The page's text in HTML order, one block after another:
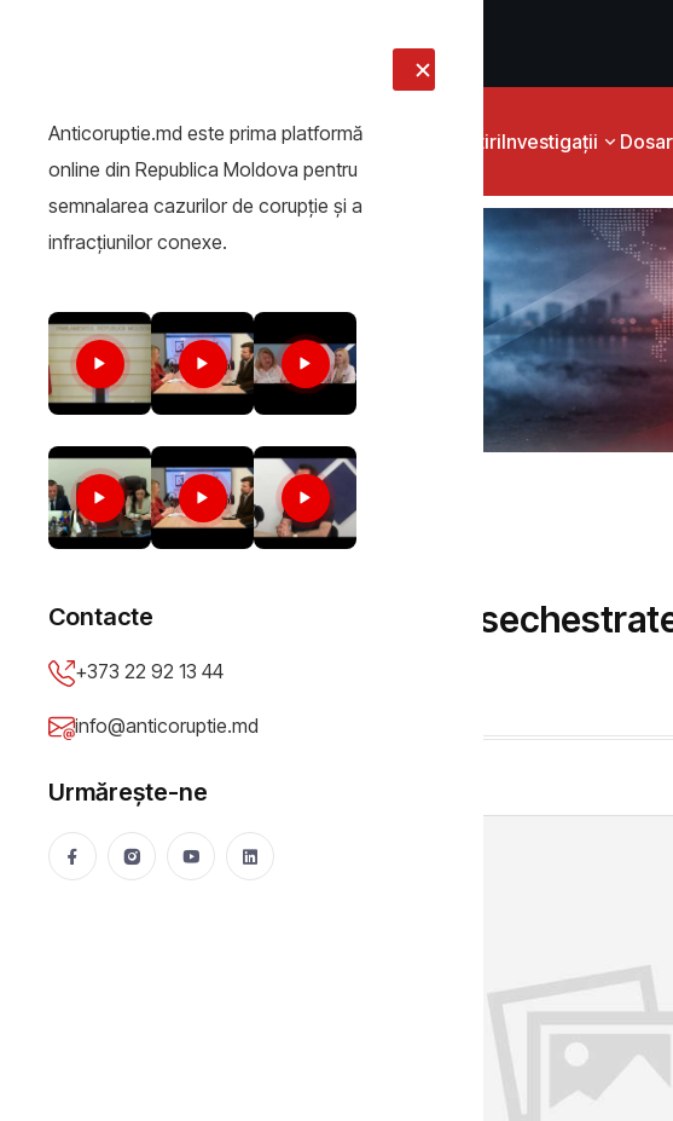
ȘtiriInvestigații
Anticoruptie.md este prima platformă
online din Republica Moldova pentru
semnalarea cazurilor de corupţie şi a
infracţiunilor conexe.
Contacte
+373 22 92 13 44
info@anticoruptie.md
Urmărește-ne
23 de milioane de lei,
săptămânii trecute
Anticoruptie.md